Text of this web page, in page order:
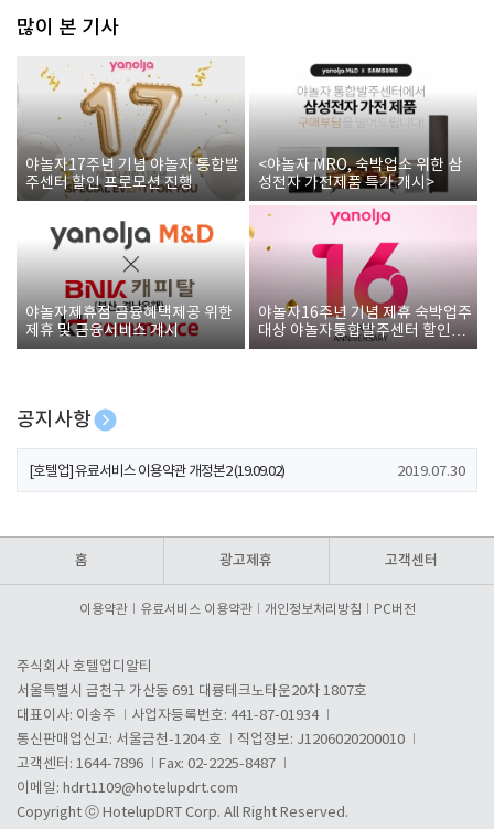
많이 본 기사
야놀자17주년 기념 야놀자 통합발
주센터 할인 프로모션 진행
<야놀자 MRO, 숙박업소 위한 삼
성전자 가전제품 특가 개시>
야놀자제휴점 금융혜택제공 위한
제휴 및 금융서비스 게시
야놀자16주년 기념 제휴 숙박업주
대상 야놀자통합발주센터 할인쿠
폰 증정
공지사항
[호텔업] 개인정보 처리방침 개정본1 (19.09.02)
[호텔업] 유료서비스 이용약관 개정본2 (19.09.02) 2019.07.30
홈 광고제휴 고객센터
이용약관 유료서비스 이용약관 개인정보처리방침 PC버전
주식회사 호텔업디알티
서울특별시 금천구 가산동 691 대륭테크노타운20차 1807호
대표이사: 이송주
사업자등록번호: 441-87-01934
통신판매업신고: 서울금천-1204 호
직업정보: J1206020200010
고객센터: 1644-7896
Fax: 02-2225-8487
이메일: hdrt1109@hotelupdrt.com
Copyright ⓒ HotelupDRT Corp. All Right Reserved.